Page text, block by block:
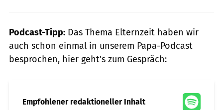
Podcast-Tipp: Das Thema Elternzeit haben wir
auch schon einmal in unserem Papa-Podcast
besprochen, hier geht's zum Gespräch:
Empfohlener redaktioneller Inhalt